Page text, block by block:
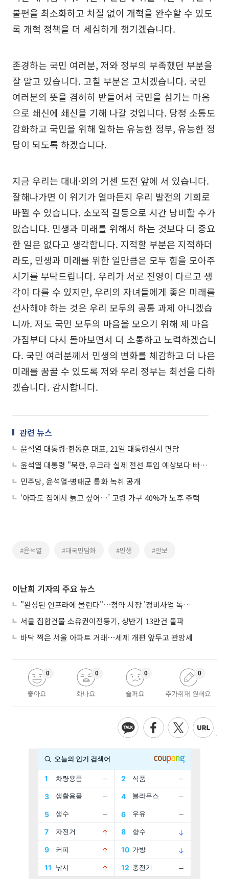
불편을 최소화하고 차질 없이 개혁을 완수할 수 있도
록 개혁 정책을 더 세심하게 챙기겠습니다.
존경하는 국민 여러분, 저와 정부의 부족했던 부분을
잘 알고 있습니다. 고칠 부분은 고치겠습니다. 국민
여러분의 뜻을 겸허히 받들어서 국민을 섬기는 마음
으로 쇄신에 쇄신을 기해 나갈 것입니다. 당정 소통도
강화하고 국민을 위해 일하는 유능한 정부, 유능한 정
당이 되도록 하겠습니다.
지금 우리는 대내·외의 거센 도전 앞에 서 있습니다.
잘해나가면 이 위기가 얼마든지 우리 발전의 기회로
바뀔 수 있습니다. 소모적 갈등으로 시간 낭비할 수가
없습니다. 민생과 미래를 위해서 하는 것보다 더 중요
한 일은 없다고 생각합니다. 지적할 부분은 지적하더
라도, 민생과 미래를 위한 일만큼은 모두 힘을 모아주
시기를 부탁드립니다. 우리가 서로 진영이 다르고 생
각이 다를 수 있지만, 우리의 자녀들에게 좋은 미래를
선사해야 하는 것은 우리 모두의 공통 과제 아니겠습
니까. 저도 국민 모두의 마음을 모으기 위해 제 마음
가짐부터 다시 돌아보면서 더 소통하고 노력하겠습니
다. 국민 여러분께서 민생의 변화를 체감하고 더 나은
미래를 꿈꿀 수 있도록 저와 우리 정부는 최선을 다하
겠습니다. 감사합니다.
관련 뉴스
윤석열 대통령-한동훈 대표, 21일 대통령실서 면담
윤석열 대통령 "북한, 우크라 실제 전선 투입 예상보다 빠를수도"
민주당, 윤석열-명태균 통화 녹취 공개
‘아파도 집에서 늙고 싶어…’ 고령 가구 40%가 노후 주택
#윤석열 #대국민담화 #민생 #안보
이난희 기자의 주요 뉴스
"완성된 인프라에 몰린다"⋯청약 시장 '정비사업 독주' 42배 격차
서울 집합건물 소유권이전등기, 상반기 13만건 돌파
바닥 찍은 서울 아파트 거래⋯세제 개편 앞두고 관망세
좋아요
0
화나요
0
슬퍼요
0
추가취재 원해요
0